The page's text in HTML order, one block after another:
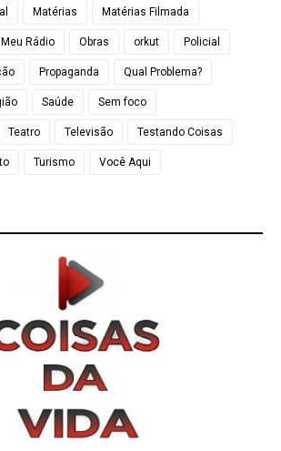
Matérias Matérias Filmada
Meu Rádio Obras orkut Policial
Propaganda Qual Problema?
Saúde Sem foco
Teatro Televisão Testando Coisas
Turismo Você Aqui